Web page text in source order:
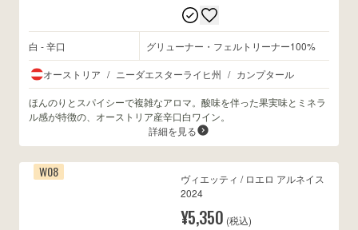
白 - 辛口 グリューナー・フェルトリーナー100%
オーストリア / ニーダエスターライヒ州 / カンプタール
ほんのりとスパイシーで複雑なアロマ。酸味を伴った果実味とミネラ
ル感が特徴の、オーストリア産辛口白ワイン。
詳細を見る
W08
ヴィエッティ / ロエロ アルネイス
2024
¥5,350 (税込)